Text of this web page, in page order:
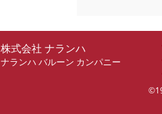
株式会社 ナランハ
ナランハ バルーン カンパニー